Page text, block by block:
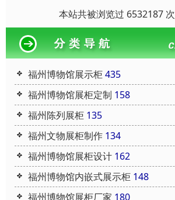
本站共被浏览过 6532187 次
福州博物馆展示柜435
福州博物馆展柜定制 158
福州陈列展柜 135
福州文物展柜制作 134
福州博物馆展柜设计 162
福州博物馆内嵌式展示柜 148
福州博物馆展柜厂家 180